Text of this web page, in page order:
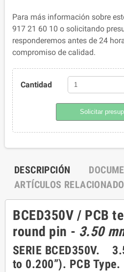
Para más información sobre
917 21 60 10 o solicitando
responderemos antes de 24
compromiso de calidad.
Cantidad
Solicitar
DESCRIPCIÓN
ARTÍCULOS
BCED350V / PCB
round pin - 3.50
SERIE BCED350V.
to 0.200”). PCB Type.